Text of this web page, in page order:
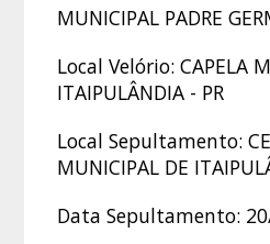
MUNICIPAL PADRE
Local Velório: CAPELA
ITAIPULÂNDIA - PR
Local Sepultamento:
MUNICIPAL DE
Data Sepultamento: